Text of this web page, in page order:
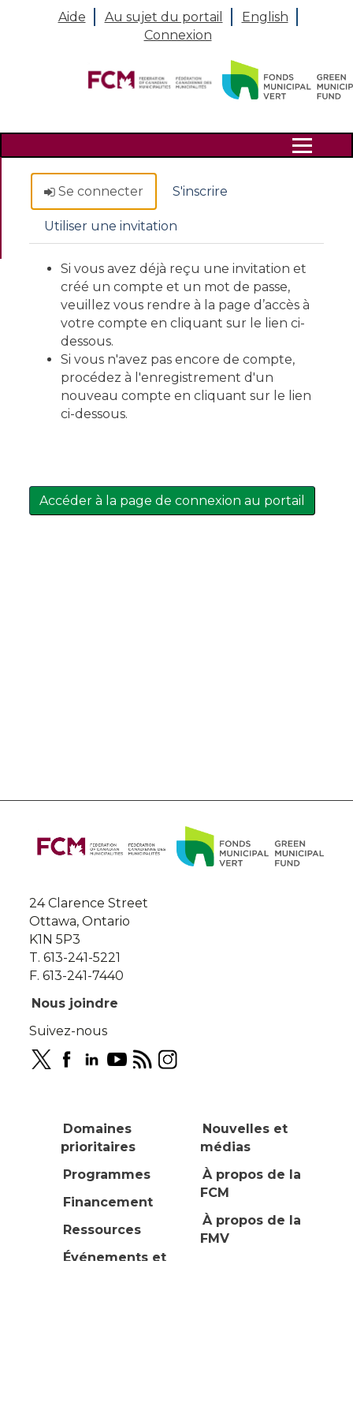
Aide Au sujet du portail
English
Connexion
Search
Se connecter S'inscrire
Utiliser une invitation
Si vous avez déjà reçu une invitation et
créé un compte et un mot de passe,
veuillez vous rendre à la page d’accès à
votre compte en cliquant sur le lien ci-
dessous.
Si vous n'avez pas encore de compte,
procédez à l'enregistrement d'un
nouveau compte en cliquant sur le lien
ci-dessous.
Accéder à la page de connexion au portail
About
this
24 Clarence Street
Ottawa, Ontario
K1N 5P3
T. 613-241-5221
F. 613-241-7440
Nous joindre
Suivez-nous
Domaines
prioritaires
Programmes
Financement
Ressources
Événements et
Nouvelles et
médias
À propos de la
FCM
À propos de la
FMV